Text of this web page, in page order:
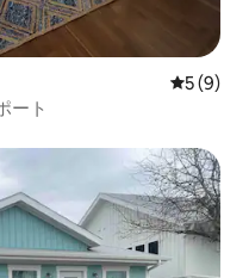
レビュー
5 (9)
ート